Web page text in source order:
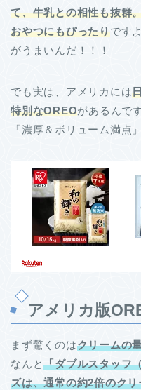
て、牛乳との相性も抜群
おやつにもぴったりです
がうまいんだ！！！
でも実は、アメリカには
特別なOREOがあるんで
「濃厚＆ボリューム満点
アメリカ版
まず驚くのはクリームの
なんと「ダブルスタッフ
ズは、通常の約2倍のク